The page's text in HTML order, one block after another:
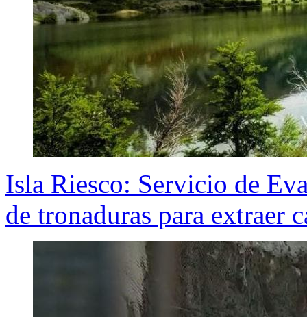
Isla Riesco: Servicio de
de tronaduras para extraer